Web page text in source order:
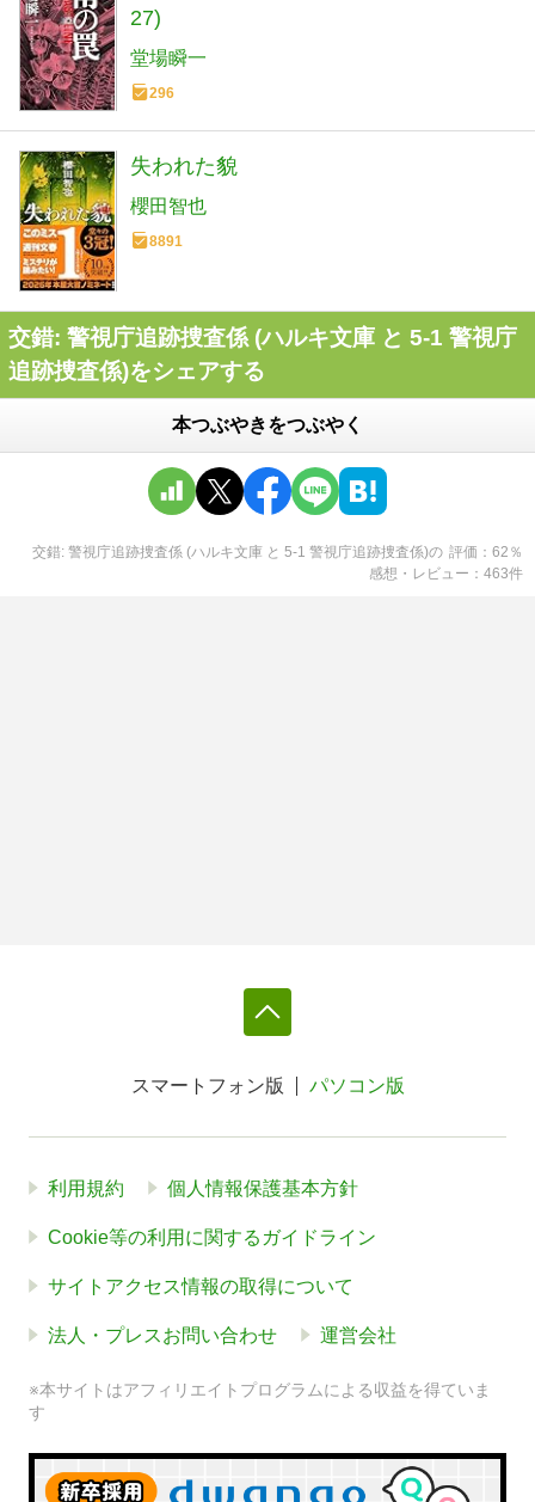
27)
堂場瞬一
296
失われた貌
櫻田智也
8891
交錯: 警視庁追跡捜査係 (ハルキ文庫 と 5-1 警視庁
追跡捜査係)をシェアする
本つぶやきをつぶやく
交錯: 警視庁追跡捜査係 (ハルキ文庫 と 5-1 警視庁追跡捜査係)の 評価 62 ％
感想・レビュー
463件
スマートフォン版 パソコン版
利用規約 個人情報保護基本方針
Cookie等の利用に関するガイドライン
サイトアクセス情報の取得について
法人・プレスお問い合わせ 運営会社
※本サイトはアフィリエイトプログラムによる収益を得ていま
す